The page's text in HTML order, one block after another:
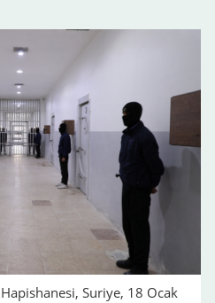
Suriye, 18 Ocak